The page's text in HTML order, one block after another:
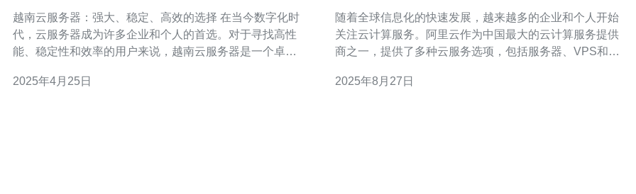
越南云服务器：强大、稳定、高效的选择 在当今数字化时
代，云服务器成为许多企业和个人的首选。对于寻找高性
能、稳定性和效率的用户来说，越南云服务器是一个卓越
服务器提供强大的性能，以满足各种需求。无论是高流量
2025年4月25日
随着全球信息化的快速发展，越来越多的企业和个人开始
关注云计算服务。阿里云作为中国最大的云计算服务提供
商之一，提供了多种云服务选项，包括服务器、VPS和域
将对此进行全面解析。 首先，阿里云确实在全球范围内提
2025年8月27日